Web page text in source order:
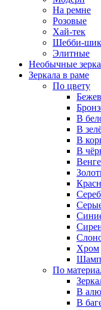
На ремне
Розовые
Хай-тек
Шебби-шик
Элитные
Необычные
Зеркала в раме
По цвету
В
В
В
В
Венге
Хром
По
В
В